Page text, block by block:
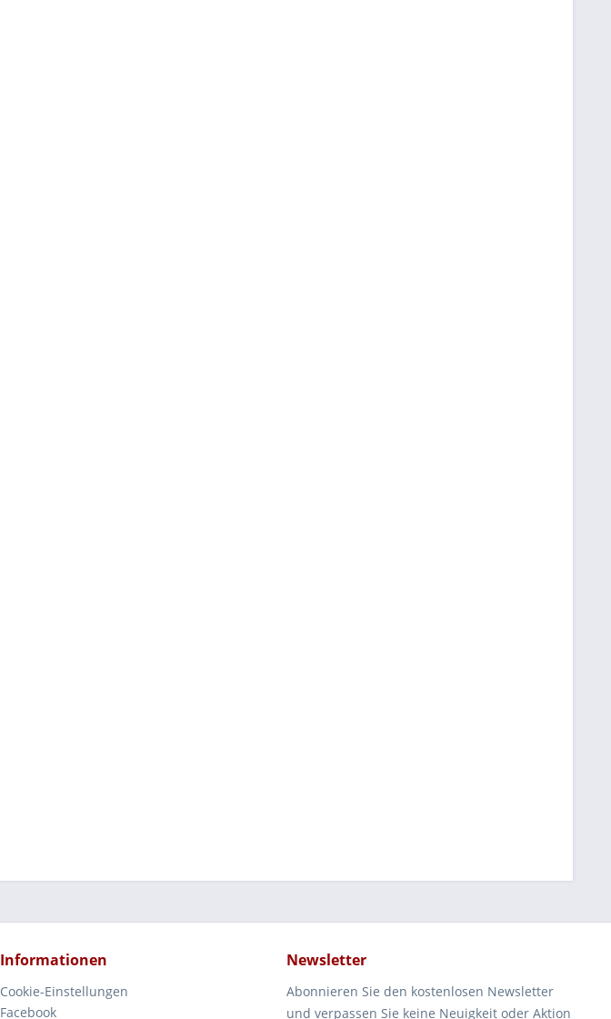
Informationen
Cookie-Einstellungen
Facebook
Newsletter
Abonnieren Sie den kostenlosen Newsletter
und verpassen Sie keine Neuigkeit oder Aktion